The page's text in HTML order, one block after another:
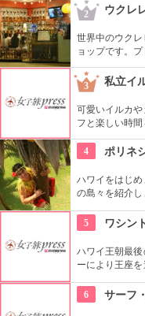
いメロディーが
2 ウクレ
世界中のウク
ョップです。
は毎日、無料
なるまで教えて
3 私立イ
可愛いイルカ
フと楽しい時
るため、イル
やフラなどの“
4 ポリネ
ハワイをはじ
の島々を紹介し
の体験ができ
5 ワシン
ハワイ王朝最
ーにより王座
に才能のあっ
きます。
6 サーフ